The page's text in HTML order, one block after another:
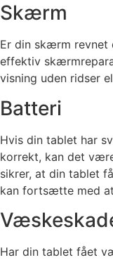
Skærm​
Er din skærm revnet
effektiv
visning uden ridser
Batteri​
Hvis din tablet har
korrekt, kan det
sikrer, at din tablet
kan fortsætte med
Har din tablet fået